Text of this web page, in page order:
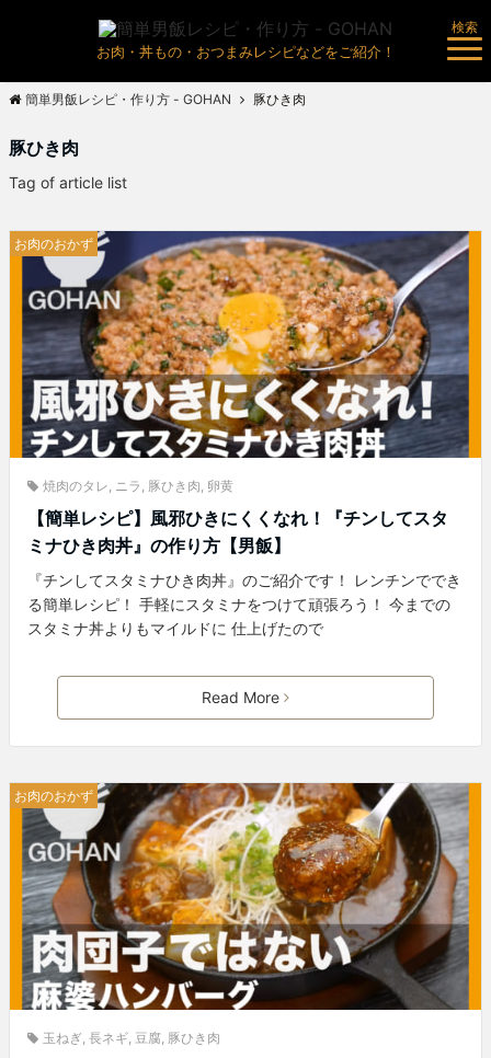
お肉・丼もの・おつまみレシピなどをご紹介！
検索
簡単男飯レシピ・作り方 - GOHAN 豚ひき肉
豚ひき肉
Tag of article list
お肉のおかず
焼肉のタレ, ニラ , 豚ひき肉, 卵黄
【簡単レシピ】風邪ひきにくくなれ！『チンしてスタ
ミナひき肉丼』の作り方【男飯】
『チンしてスタミナひき肉丼』のご紹介です！ レンチンででき
る簡単レシピ！ 手軽にスタミナをつけて頑張ろう！ 今までの
スタミナ丼よりもマイルドに 仕上げたので
Read More
お肉のおかず
玉ねぎ, 長ネギ, 豆腐, 豚ひき肉